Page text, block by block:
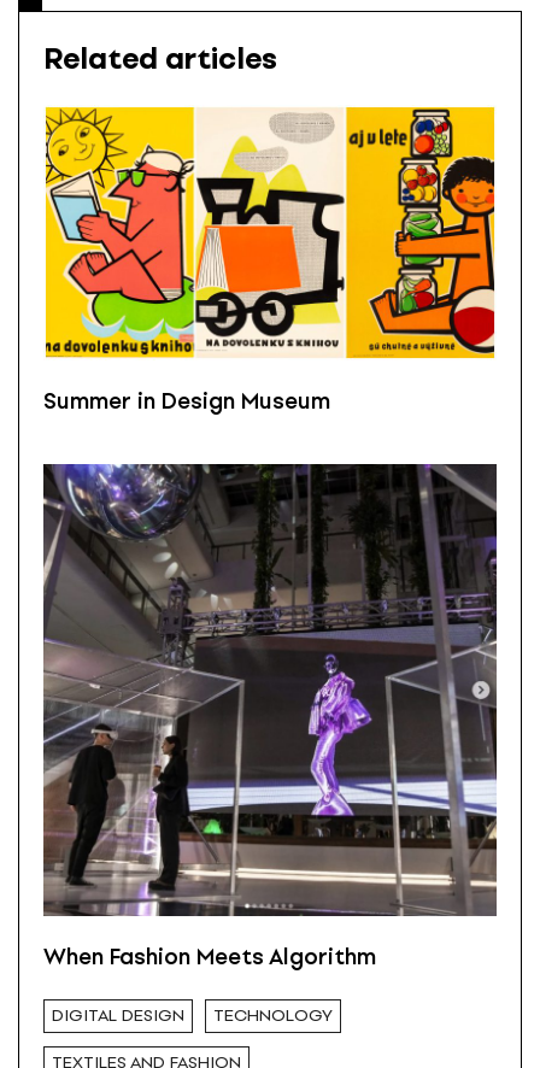
Related articles
Summer in Design Museum
When Fashion Meets Algorithm
DIGITAL DESIGN TECHNOLOGY
TEXTILES AND FASHION